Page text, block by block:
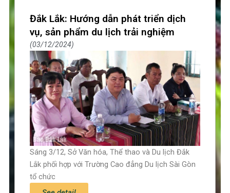
Đắk Lắk: Hướng dẫn phát triển dịch
vụ, sản phẩm du lịch trải nghiệm
03/12/2024
Sáng 3/12, Sở Văn hóa, Thể thao và Du lịch Đắk
Lắk phối hợp với Trường Cao đẳng Du lịch Sài Gòn
tổ chức